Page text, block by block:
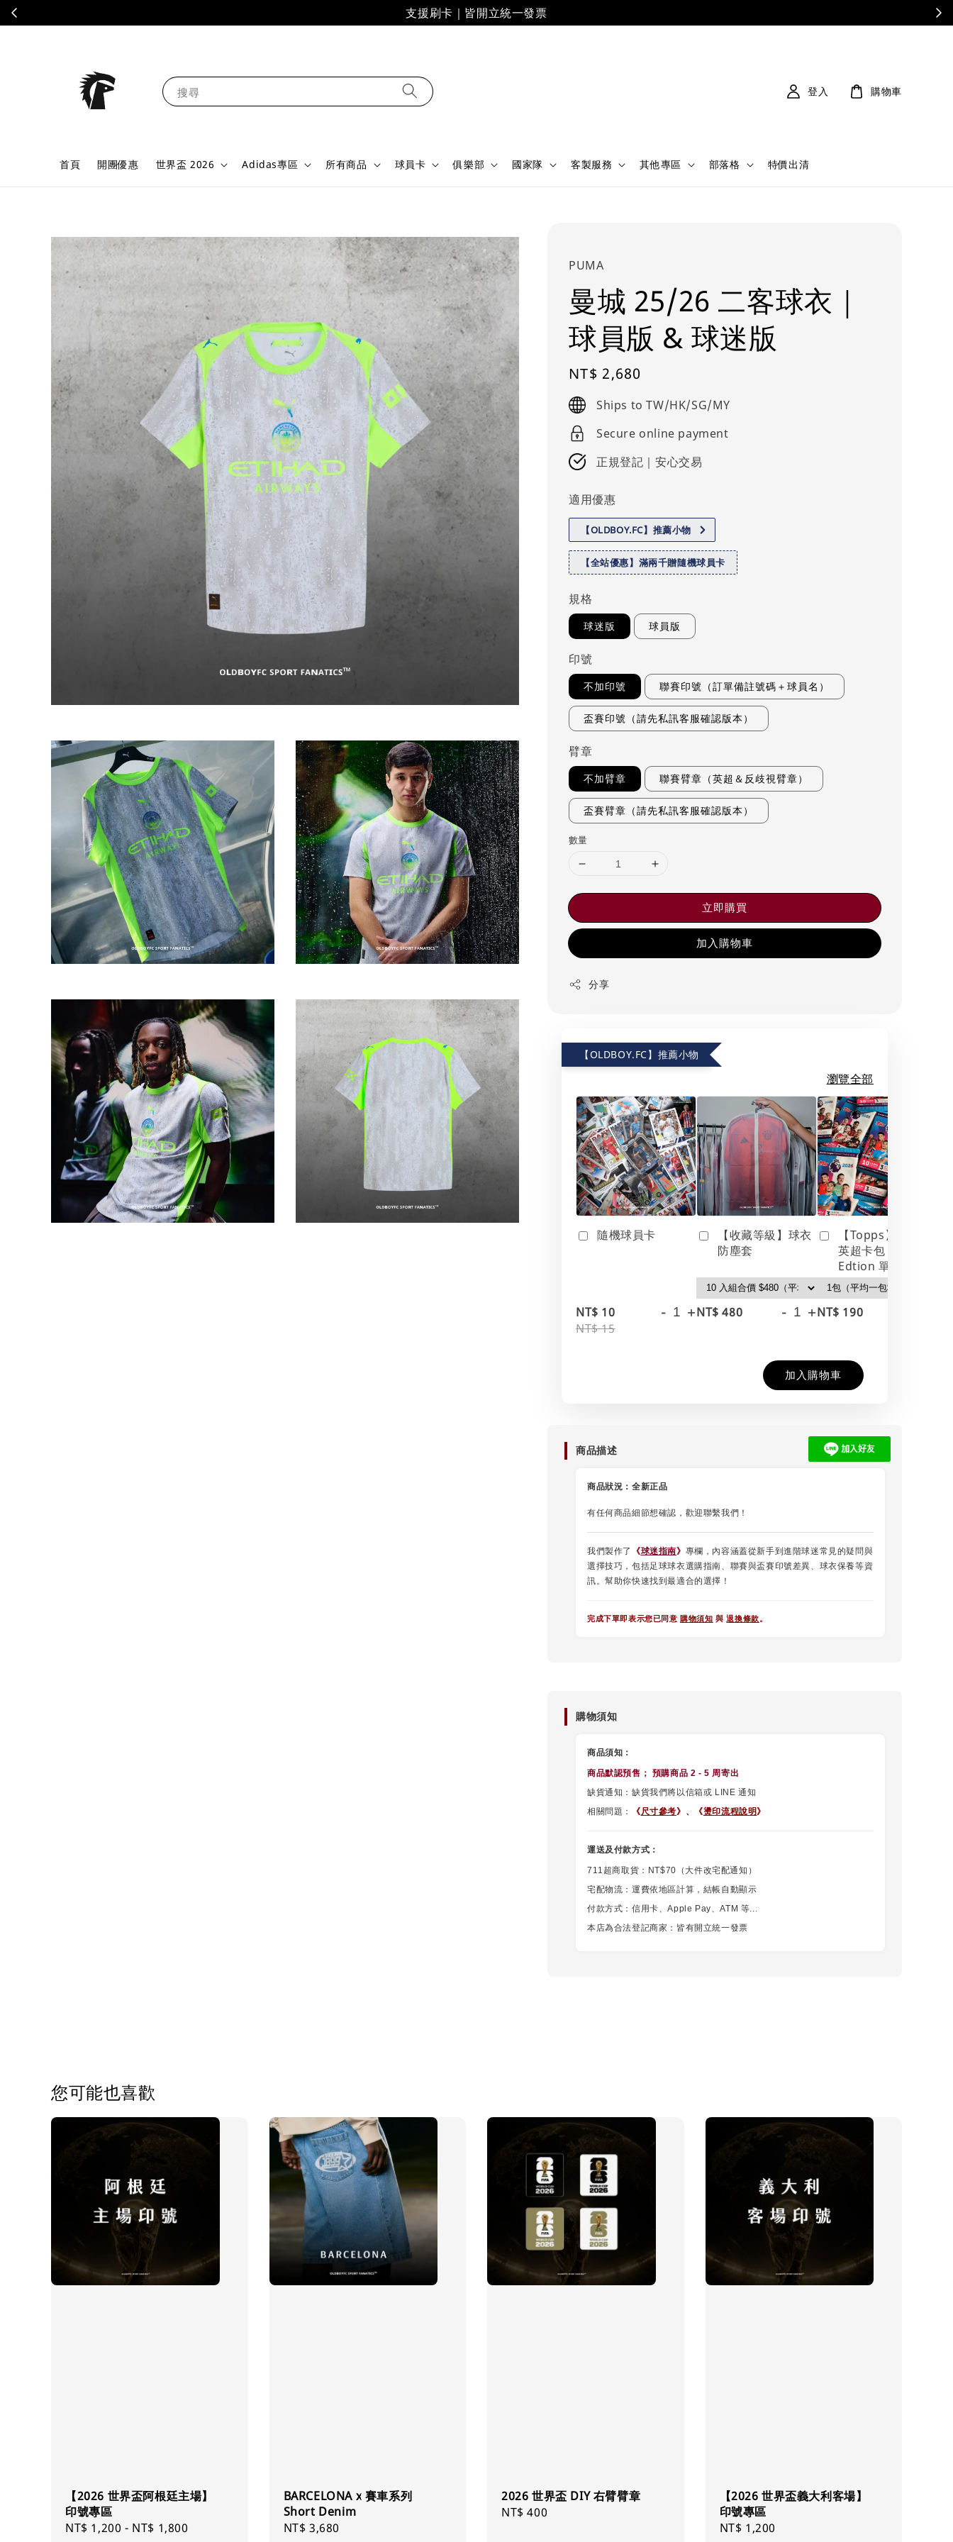
支援刷卡｜皆開立統一發票
搜尋
首頁 開團優惠 世界盃 2026 Adidas專區 所有商品 球員卡 俱樂部 國家隊 客製服務 其他專區 部落格 特價出清
登入 購物車
PUMA
曼城 25/26 二客球衣｜
球員版 & 球迷版
Regular
price
NT$ 2,680
Ships to TW/HK/SG/MY
Secure online payment
正規登記｜安心交易
適用優惠
【OLDBOY.FC】推薦小物
【全站優惠】滿兩千贈隨機球員卡
規格
球迷版 球員版
印號
不加印號 聯賽印號（訂單備註號碼＋球員名）
盃賽印號（請先私訊客服確認版本）
臂章
不加臂章 聯賽臂章（英超＆反歧視臂章）
盃賽臂章（請先私訊客服確認版本）
數量
立即購買
加入購物車
分享
【OLDBOY.FC】推薦小物
瀏覽全部
隨機球員卡
NT$ 10
NT$ 15
- +
【收藏等級】球衣
防塵套
NT$ 480 - +
【Topps】25/26
英超卡包 Debut
Edtion 單包
NT$ 190
加入購物車
商品描述
商品狀況： 全新正品
有任何商品細節想確認，歡迎聯繫我們！
我們製作了 《球迷指南》 專欄，內容涵蓋從新手到進階球迷常見的疑問與
選擇技巧，包括足球球衣選購指南、聯賽與盃賽印號差異、球衣保養等資
訊。幫助你快速找到最適合的選擇！
完成下單即表示您已同意 購物須知 與退換條款。
購物須知
商品須知：
商品默認預售 ； 預購商品 2 - 5 周寄出
缺貨通知：缺貨我們將以信箱或 LINE 通知
相關問題：
《尺寸參考》、 《燙印流程說明 》
運送及付款方式：
711超商取貨：NT$70（大件改宅配通知）
宅配物流：運費依地區計算，結帳自動顯示
付款方式：信用卡、Apple Pay、ATM 等...
本店為合法登記商家：皆有開立統一發票
您可能也喜歡
【2026 世界盃阿根廷主場】
印號專區
Regular
NT$ 1,200 - NT$ 1,800
BARCELONA x 賽車系列
Short Denim
Regular
NT$ 3,680
2026 世界盃 DIY 右臂臂章
Regular
NT$ 400
【2026 世界盃義大利客場】
印號專區
Regular
NT$ 1,200